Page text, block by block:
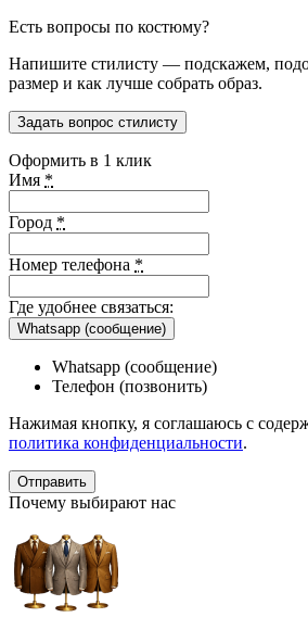
Есть вопросы по костюму?
Напишите стилисту — подскажем,
размер и как лучше собрать образ.
Задать вопрос стилисту
Оформить в 1 клик
Имя *
Город *
Номер телефона *
Где удобнее связаться:
Whatsapp (сообщение)
Whatsapp (сообщение)
Телефон (позвонить)
Нажимая кнопку, я соглашаюсь с
политика конфиденциальности.
Почему выбирают нас